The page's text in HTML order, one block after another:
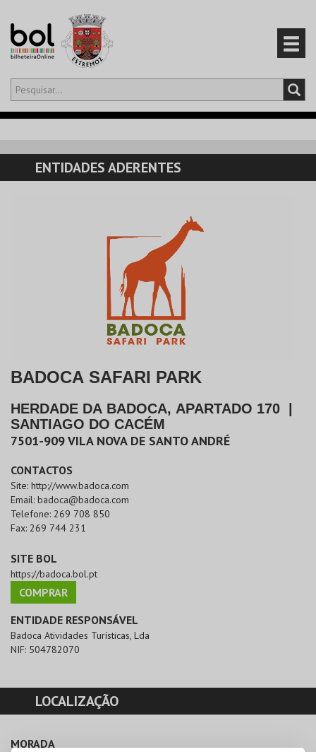
Olá,iniciar sessão
CARRINHO
EVENTOS
ENTIDADES ADERENTES
BADOCA SAFARI PARK
HERDADE DA BADOCA, APARTADO 170
SANTIAGO DO CACÉM
7501-909VILA NOVA DE SANTO ANDRÉ
CONTACTOS
Site: http://www.badoca.com
Email: badoca@badoca.com
Telefone: 269 708 850
Fax: 269 744 231
SITE BOL
https://badoca.bol.pt
COMPRAR
ENTIDADE RESPONSÁVEL
Badoca Atividades Turísticas, Lda
NIF: 504782070
LOCALIZAÇÃO
MORADA